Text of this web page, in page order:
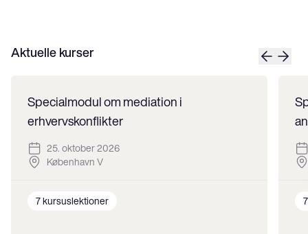
Aktuelle kurser
Specialmodul om mediation i
erhvervskonflikter
25. oktober 2026
København V
7 kursuslektioner 7